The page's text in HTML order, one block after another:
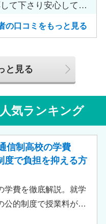
て下さり安心して進
の口コミをもっと見る
と見る
気ランキング
信制高校の学費
度で負担を抑える方
学費を徹底解説。就学
公的制度で授業料が実